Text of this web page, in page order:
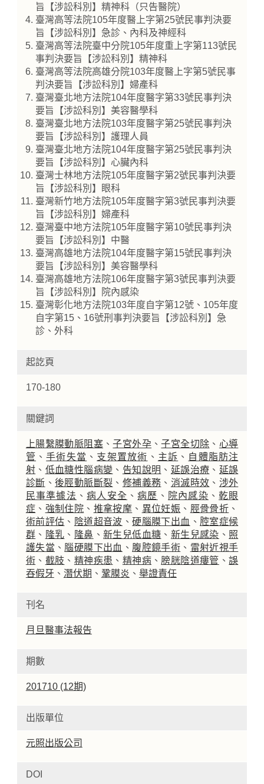
旨【涉訟科別】精神科（只告醫院）
臺灣高等法院105年度醫上字第25號民事判決要
旨【涉訟科別】急診、內科及神經科
臺灣高等法院臺中分院105年度重上字第113號民
事判決要旨【涉訟科別】精神科
臺灣高等法院高雄分院103年度醫上字第5號民事
判決要旨【涉訟科別】婦產科
臺灣臺北地方法院104年度醫字第33號民事判決
要旨【涉訟科別】美容醫學科
臺灣臺北地方法院103年度醫字第25號民事判決
要旨【涉訟科別】護理人員
臺灣臺北地方法院104年度醫字第25號民事判決
要旨【涉訟科別】心臟內科
臺灣士林地方法院105年度醫字第2號民事判決要
旨【涉訟科別】眼科
臺灣新竹地方法院105年度醫字第3號民事判決要
旨【涉訟科別】婦產科
臺灣臺中地方法院105年度醫字第10號民事判決
要旨【涉訟科別】中醫
臺灣高雄地方法院104年度醫字第15號民事判決
要旨【涉訟科別】美容醫學科
臺灣高雄地方法院106年度醫字第3號民事判決要
旨【涉訟科別】院內感染
臺灣彰化地方法院103年度自字第12號、105年度
自字第15、16號刑事判決要旨【涉訟科別】急
診、外科
起訖頁
170-180
關鍵詞
上腸繫膜動脈阻塞 、子宮外孕 、子宮全切除 、 心導
管 、手術失當 、 支架置放術 、 主訴 、 自體脂肪注
射 、 低血糖性腦病變 、 告知說明 、 延誤治療 、 延誤
診斷 、後脛動脈斷裂 、 修補義務 、 消滅時效 、 涉外
民事準據法 、病人安全 、病歷 、 院內感染 、乾眼
症 、 強制住院 、 推拿按摩 、 異位妊娠 、 脛骨骨折 、
術前評估 、 陰道超音波 、硬腦膜下出血 、 腔室症候
群 、 隆乳 、 隆鼻 、新生兒低血糖 、 新生兒感染 、 照
護失當 、 腦硬膜下出血 、 腹腔鏡手術 、 雷射近視手
術 、 截肢 、 精神疾患 、 精神病 、 膀胱陰道瘻管 、誤
吞假牙 、 潛伏期 、 鞏膜炎 、 舉證責任
刊名
月旦醫事法報告
期數
201710 (12期)
出版單位
元照出版公司
DOI